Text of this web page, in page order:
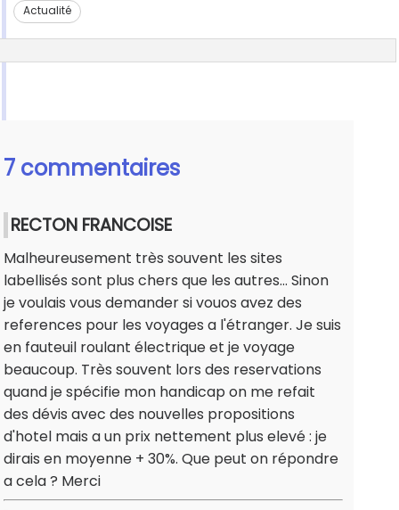
Actualité
7 commentaires
RECTON FRANCOISE
Malheureusement très souvent les sites
labellisés sont plus chers que les autres... Sinon
je voulais vous demander si vouos avez des
references pour les voyages a l'étranger. Je suis
en fauteuil roulant électrique et je voyage
beaucoup. Très souvent lors des reservations
quand je spécifie mon handicap on me refait
des dévis avec des nouvelles propositions
d'hotel mais a un prix nettement plus elevé : je
dirais en moyenne + 30%. Que peut on répondre
a cela ? Merci